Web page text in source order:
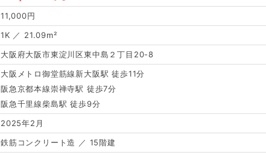
11,000円
1K ／ 21.09m²
大阪府大阪市東淀川区東中島２丁目20-8
大阪メトロ御堂筋線新大阪駅 徒歩11分
阪急京都本線崇禅寺駅 徒歩7分
阪急千里線柴島駅 徒歩9分
2025年2月
鉄筋コンクリート造 ／ 15階建